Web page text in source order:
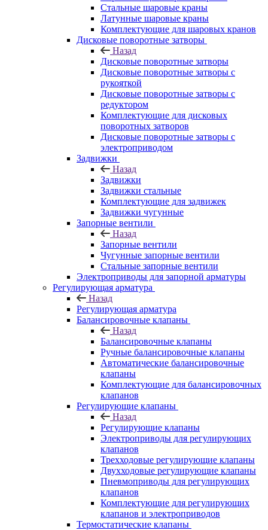
Стальные шаровые краны
Латунные шаровые краны
Комплектующие для шаровых кранов
Дисковые поворотные затворы
Назад
Дисковые поворотные затворы
Дисковые поворотные затворы с
рукояткой
Дисковые поворотные затворы с
редуктором
Комплектующие для дисковых
поворотных затворов
Дисковые поворотные затворы с
электроприводом
Задвижки
Назад
Задвижки
Задвижки стальные
Комплектующие для задвижек
Задвижки чугунные
Запорные вентили
Назад
Запорные вентили
Чугунные запорные вентили
Стальные запорные вентили
Электроприводы для запорной арматуры
Регулирующая арматура
Назад
Регулирующая арматура
Балансировочные клапаны
Назад
Балансировочные клапаны
Ручные балансировочные клапаны
Автоматические балансировочные
клапаны
Комплектующие для балансировочных
клапанов
Регулирующие клапаны
Назад
Регулирующие клапаны
Электроприводы для регулирующих
клапанов
Трехходовые регулирующие клапаны
Двухходовые регулирующие клапаны
Пневмоприводы для регулирующих
клапанов
Комплектующие для регулирующих
клапанов и электроприводов
Термостатические клапаны